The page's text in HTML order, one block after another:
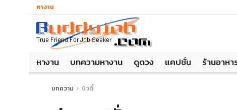
หางาน
หางาน บทความหางาน ดูดวง แคปชั่น ร้านอาหา
บทความ บิวตี้